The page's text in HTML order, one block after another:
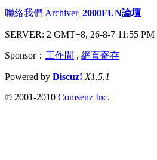
聯絡我們|Archiver| 2000FUN論壇
SERVER: 2 GMT+8, 26-8-7 11:55 PM
Sponsor： 工作間 , 網頁寄存
Powered by Discuz! X1.5.1
© 2001-2010 Comsenz Inc.